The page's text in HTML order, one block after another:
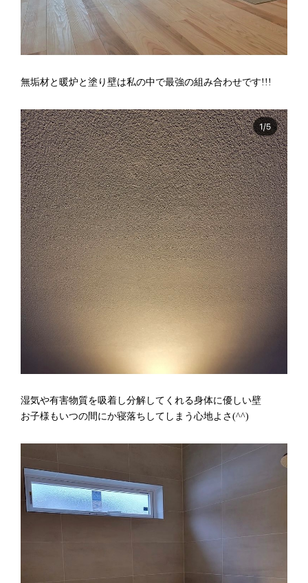
無垢材と暖炉と塗り壁は私の中で最強の組み合わせです!!!
湿気や有害物質を吸着し分解してくれる身体に優しい壁
お子様もいつの間にか寝落ちしてしまう心地よさ(^^)